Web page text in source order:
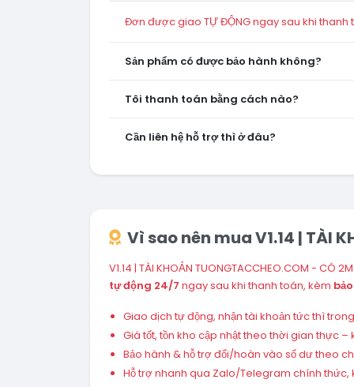
Đơn được giao TỰ ĐỘNG ngay sau khi
Sản phẩm có được bảo hành không?
Tôi thanh toán bằng cách nào?
Cần liên hệ hỗ trợ thì ở đâu?
Vì sao nên mua V1.14 | TÀI
V1.14 | TÀI KHOẢN TUONGTACCHEO.COM -
tự động 24/7 ngay sau khi thanh toán, kèm
Giao dịch tự động, nhận tài khoản tức thì
Giá tốt, tồn kho cập nhật theo thời gian thực
Bảo hành & hỗ trợ đổi/hoàn vào số dư theo
Hỗ trợ nhanh qua Zalo/Telegram chính thức,